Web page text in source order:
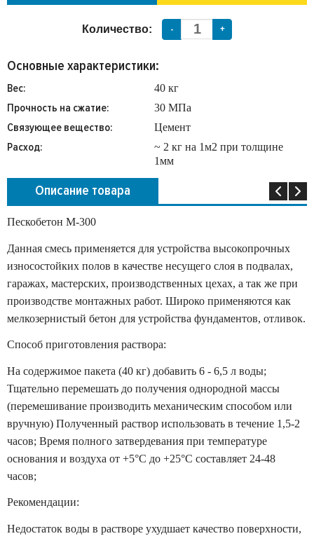
Количество: - +
Основные характеристики:
Вес: 40 кг
Прочность на сжатие: 30 МПа
Связующее вещество: Цемент
Расход:
~ 2 кг на 1м2 при толщине
1мм
Описание товара
Пескобетон М-300
Данная смесь применяется для устройства высокопрочных
износостойких полов в качестве несущего слоя в подвалах,
гаражах, мастерских, производственных цехах, а так же при
производстве монтажных работ. Широко применяются как
мелкозернистый бетон для устройства фундаментов, отливок.
Способ приготовления раствора:
На содержимое пакета (40 кг) добавить 6 - 6,5 л воды;
Тщательно перемешать до получения однородной массы
(перемешивание производить механическим способом или
вручную) Полученный раствор использовать в течение 1,5-2
часов; Время полного затвердевания при температуре
основания и воздуха от +5°С до +25°С составляет 24-48
часов;
Рекомендации:
Недостаток воды в растворе ухудшает качество поверхности,